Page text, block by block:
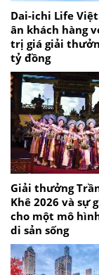
Dai-ichi Life
ân khách hàng
trị giá giải
tỷ đồng
Giải thưởng
Khê 2026 và sự
cho một mô
di sản sống